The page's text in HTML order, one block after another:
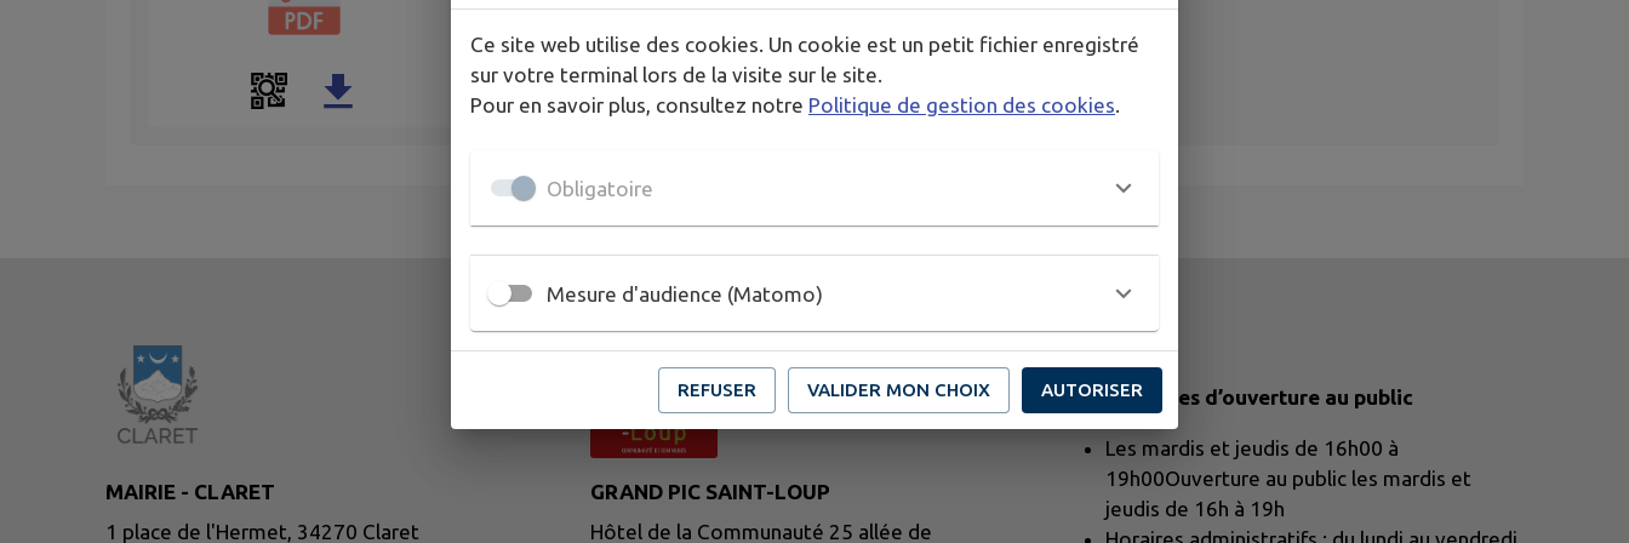
MAIRIE - CLARET
1 place de l'Hermet, 34270 Claret
GRAND PIC SAINT-LOUP
Hôtel de la Communauté 25 allée de
Nos horaires d’ouverture au public
Les mardis et jeudis de 16h00 à
19h00Ouverture au public les mardis et
jeudis de 16h à 19h
Ce site web utilise des cookies. Un cookie est un petit fichier enregistré
sur votre terminal lors de la visite sur le site.
Pour en savoir plus, consultez notre Politique de gestion des cookies.
Obligatoire
Mesure d'audience (Matomo)
REFUSER VALIDER MON CHOIX AUTORISER